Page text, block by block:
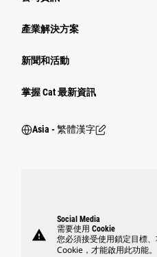
產業解決方案
新聞和活動
掌握 Cat 最新資訊
Asia - 繁體漢字
warning
Social Media
需要使用 Cookie
您必須接受使用鎖定目標
Cookie，才能啟用此功能。